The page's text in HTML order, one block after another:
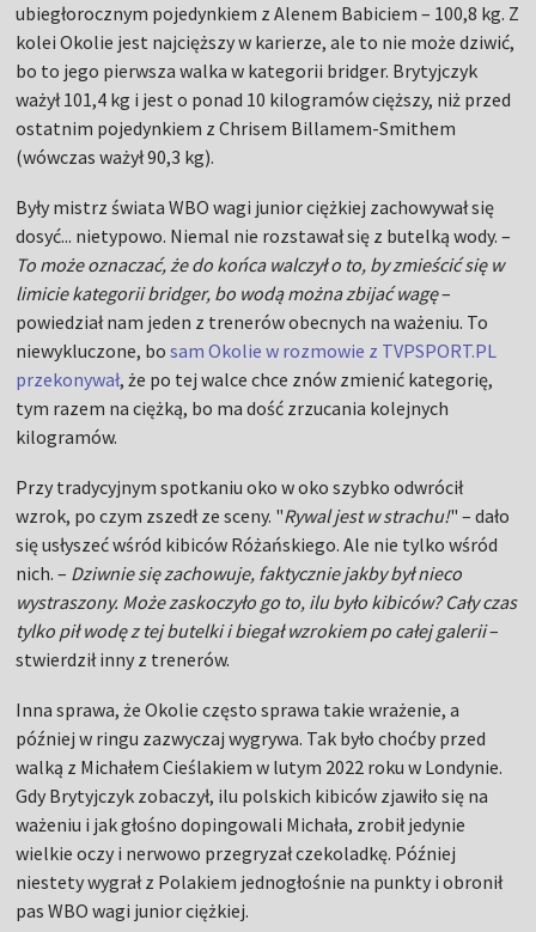
ubiegłorocznym pojedynkiem z Alenem Babiciem – 100,8 kg. Z
kolei Okolie jest najcięższy w karierze, ale to nie może dziwić,
bo to jego pierwsza walka w kategorii bridger. Brytyjczyk
ważył 101,4 kg i jest o ponad 10 kilogramów cięższy, niż przed
ostatnim pojedynkiem z Chrisem Billamem-Smithem
(wówczas ważył 90,3 kg).
Były mistrz świata WBO wagi junior ciężkiej zachowywał się
dosyć... nietypowo. Niemal nie rozstawał się z butelką wody. –
To może oznaczać, że do końca walczył o to, by zmieścić się w
limicie kategorii bridger, bo wodą można zbijać wagę–
powiedział nam jeden z trenerów obecnych na ważeniu. To
niewykluczone, bosam Okolie w rozmowie z TVPSPORT.PL
przekonywał, że po tej walce chce znów zmienić kategorię,
tym razem na ciężką, bo ma dość zrzucania kolejnych
kilogramów.
Przy tradycyjnym spotkaniu oko w oko szybko odwrócił
wzrok, po czym zszedł ze sceny. "Rywal jest w strachu!" – dało
się usłyszeć wśród kibiców Różańskiego. Ale nie tylko wśród
nich. – Dziwnie się zachowuje, faktycznie jakby był nieco
wystraszony. Może zaskoczyło go to, ilu było kibiców? Cały czas
tylko pił wodę z tej butelki i biegał wzrokiem po całej galerii–
stwierdził inny z trenerów.
Inna sprawa, że Okolie często sprawa takie wrażenie, a
później w ringu zazwyczaj wygrywa. Tak było choćby przed
walką z Michałem Cieślakiem w lutym 2022 roku w Londynie.
Gdy Brytyjczyk zobaczył, ilu polskich kibiców zjawiło się na
ważeniu i jak głośno dopingowali Michała, zrobił jedynie
wielkie oczy i nerwowo przegryzał czekoladkę. Później
niestety wygrał z Polakiem jednogłośnie na punkty i obronił
pas WBO wagi junior ciężkiej.